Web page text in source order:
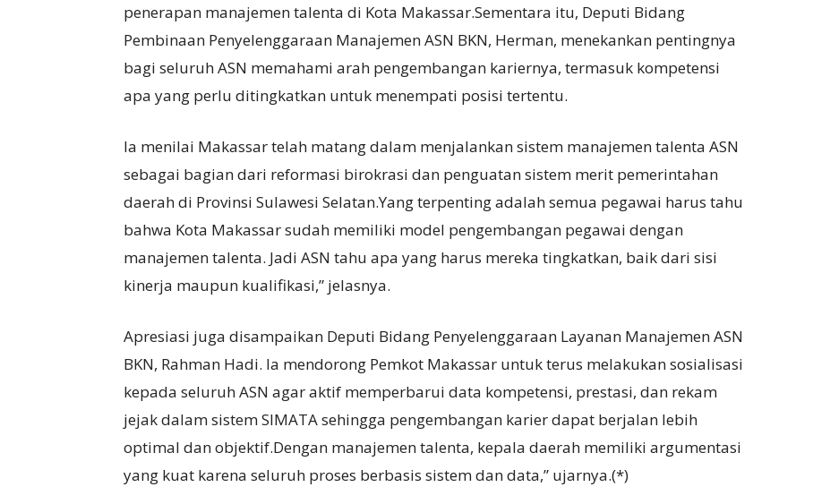
penerapan manajemen talenta di Kota Makassar.Sementara itu, Deputi Bidang
Pembinaan Penyelenggaraan Manajemen ASN BKN, Herman, menekankan pentingnya
bagi seluruh ASN memahami arah pengembangan kariernya, termasuk kompetensi
apa yang perlu ditingkatkan untuk menempati posisi tertentu.
Ia menilai Makassar telah matang dalam menjalankan sistem manajemen talenta ASN
sebagai bagian dari reformasi birokrasi dan penguatan sistem merit pemerintahan
daerah di Provinsi Sulawesi Selatan.Yang terpenting adalah semua pegawai harus tahu
bahwa Kota Makassar sudah memiliki model pengembangan pegawai dengan
manajemen talenta. Jadi ASN tahu apa yang harus mereka tingkatkan, baik dari sisi
kinerja maupun kualifikasi,” jelasnya.
Apresiasi juga disampaikan Deputi Bidang Penyelenggaraan Layanan Manajemen ASN
BKN, Rahman Hadi. Ia mendorong Pemkot Makassar untuk terus melakukan sosialisasi
kepada seluruh ASN agar aktif memperbarui data kompetensi, prestasi, dan rekam
jejak dalam sistem SIMATA sehingga pengembangan karier dapat berjalan lebih
optimal dan objektif.Dengan manajemen talenta, kepala daerah memiliki argumentasi
yang kuat karena seluruh proses berbasis sistem dan data,” ujarnya.(*)